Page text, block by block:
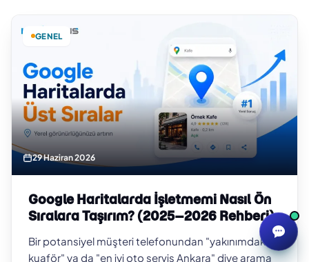
GENEL
29 Haziran 2026
Google Haritalarda İşletmemi Nasıl Ön
Sıralara Taşırım? (2025–2026 Rehberi)
Bir potansiyel müşteri telefonundan "yakınımdaki
kuaför" ya da "en iyi oto servis Ankara" diye arama